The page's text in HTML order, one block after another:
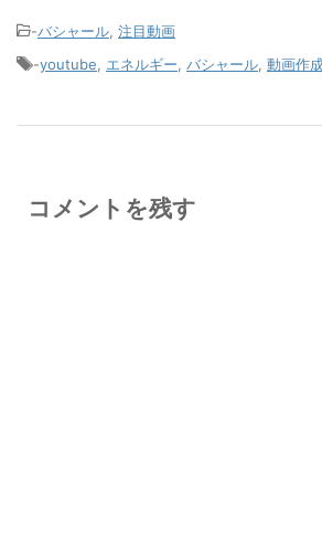
-バシャール, 注目動画
-youtube, エネルギー, バシャール, 動画作
コメントを残す